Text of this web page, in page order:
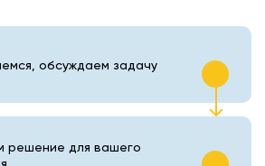
обсуждаем задачу
решение для вашего